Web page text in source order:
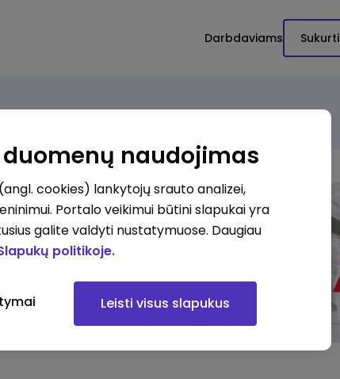
Darbdaviams
duomenų naudojimas
cookies) lankytojų srauto analizei,
Portalo veikimui būtini slapukai yra
galite valdyti nustatymuose. Daugiau
politikoje.
Leisti visus slapukus